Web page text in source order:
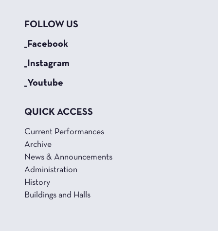
FOLLOW US
_Facebook
_Instagram
_Youtube
QUICK ACCESS
Current Performances
Archive
News & Announcements
Administration
History
Buildings and Halls